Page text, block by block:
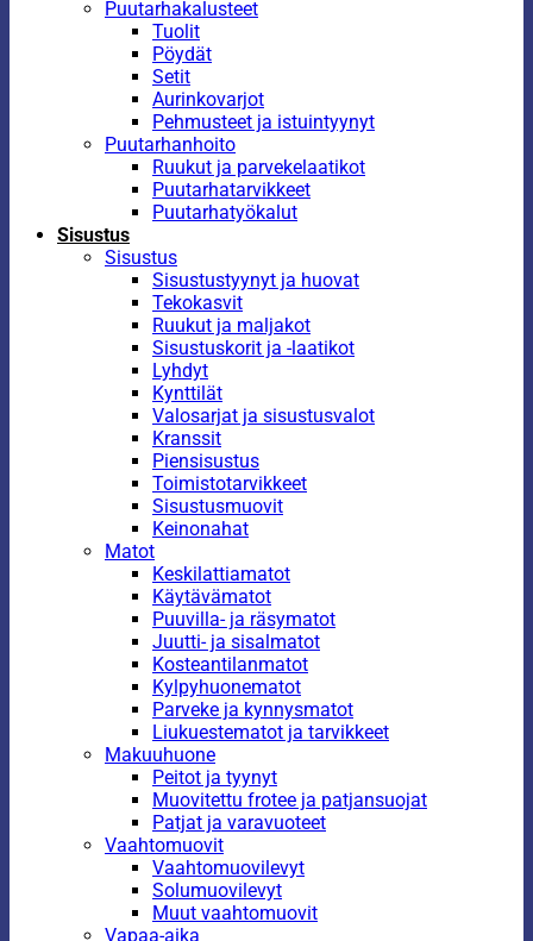
Puutarhakalusteet
Tuolit
Pöydät
Setit
Aurinkovarjot
Pehmusteet ja istuintyynyt
Puutarhanhoito
Ruukut ja parvekelaatikot
Puutarhatarvikkeet
Puutarhatyökalut
Sisustus
Sisustus
Sisustustyynyt ja huovat
Tekokasvit
Ruukut ja maljakot
Sisustuskorit ja -laatikot
Lyhdyt
Kynttilät
Valosarjat ja sisustusvalot
Kranssit
Piensisustus
Toimistotarvikkeet
Sisustusmuovit
Keinonahat
Matot
Keskilattiamatot
Käytävämatot
Puuvilla- ja räsymatot
Juutti- ja sisalmatot
Kosteantilanmatot
Kylpyhuonematot
Parveke ja kynnysmatot
Liukuestematot ja tarvikkeet
Makuuhuone
Peitot ja tyynyt
Muovitettu frotee ja patjansuojat
Patjat ja varavuoteet
Vaahtomuovit
Vaahtomuovilevyt
Solumuovilevyt
Muut vaahtomuovit
Vapaa-aika